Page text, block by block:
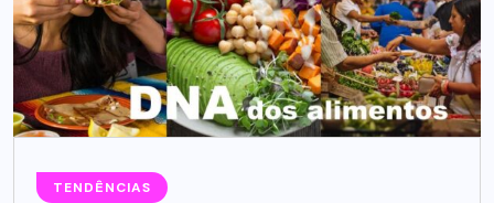
TENDÊNCIAS